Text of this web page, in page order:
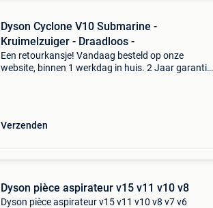
Dyson Cyclone V10 Submarine -
Kruimelzuiger - Draadloos -
Een retourkansje! Vandaag besteld op onze
website, binnen 1 werkdag in huis. 2 Jaar garantie.
Verzenden
Dyson pièce aspirateur v15 v11 v10 v8
Dyson pièce aspirateur v15 v11 v10 v8 v7 v6